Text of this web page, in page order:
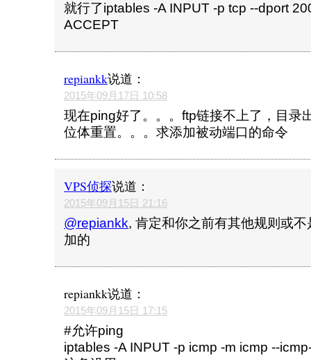
就行了iptables -A INPUT -p tcp --dport
ACCEPT
repiankk说道：
2015年09月17日 10:58
现在ping好了。。。ftp链接不上了，目录
位体重置。。。求添加被动端口的命令
VPS侦探说道：
2015年09月15日 21:16
@repiankk, 肯定和你之前有其他规则或
加的
repiankk说道：
2015年09月15日 17:15
#允许ping
iptables -A INPUT -p icmp -m icmp --